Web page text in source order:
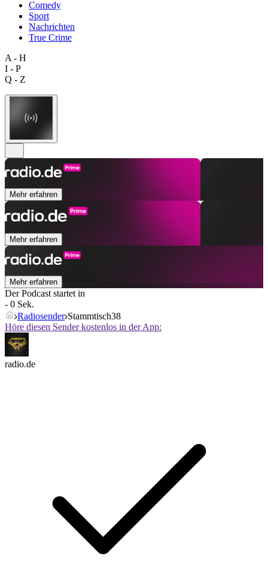
Comedy
Sport
Nachrichten
True Crime
A - H
I - P
Q - Z
Mehr erfahren
Mehr erfahren
Mehr erfahren
Der Podcast startet in
- 0 Sek.
Radiosender Stammtisch38
Höre diesen Sender kostenlos in der App:
radio.de